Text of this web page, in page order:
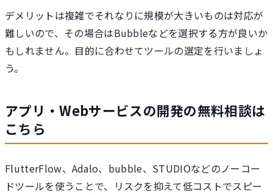
デメリットは複雑でそれなりに規模が大きいものは対応が
難しいので、その場合はBubbleなどを選択する方が良いか
もしれません。目的に合わせてツールの選定を行いましょ
う。
アプリ・Webサービスの開発の無料相談は
こちら
FlutterFlow、Adalo、bubble、STUDIOなどのノーコー
ドツールを使うことで、リスクを抑えて低コストでスピー